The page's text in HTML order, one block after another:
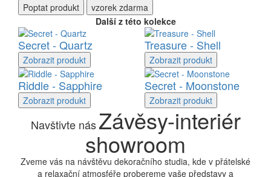
Poptat produkt
vzorek zdarma
Další z této kolekce
Secret - Quartz
Zobrazit produkt
Treasure - Shell
Zobrazit produkt
Riddle - Sapphire
Zobrazit produkt
Secret - Moonstone
Zobrazit produkt
Navštivte nás Závěsy-interiér
showroom
Zveme vás na návštěvu dekoračního studia, kde v přátelské
a relaxační atmosféře probereme vaše představy a